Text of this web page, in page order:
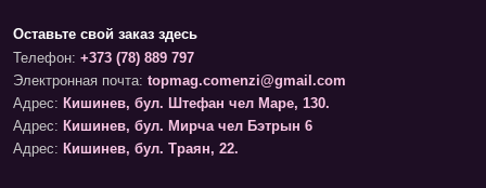
Оставьте свой заказ здесь
Телефон: +373 (78) 889 797
Электронная почта: topmag.comenzi@gmail.com
Адрес: Кишинев, бул. Штефан чел Маре, 130.
Адрес: Кишинев, бул. Мирча чел Бэтрын 6
Адрес: Кишинев, бул. Траян, 22.